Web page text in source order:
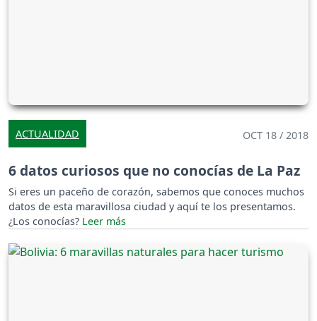
ACTUALIDAD OCT 18 / 2018
6 datos curiosos que no conocías de La Paz
Si eres un paceño de corazón, sabemos que conoces muchos
datos de esta maravillosa ciudad y aquí te los presentamos.
¿Los conocías?